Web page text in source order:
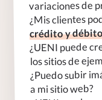
variaciones de
¿Mis clientes
crédito y
¿UENI puede
los sitios de
¿Puedo subir
a mi sitio web?